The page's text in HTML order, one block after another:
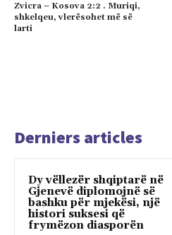
Zvicra – Kosova 2:2 . Muriqi,
shkelqeu, vlerësohet më së
larti
Derniers articles
Dy vëllezër shqiptarë në
Gjenevë diplomojnë së
bashku për mjekësi, një
histori suksesi që
frymëzon diasporën